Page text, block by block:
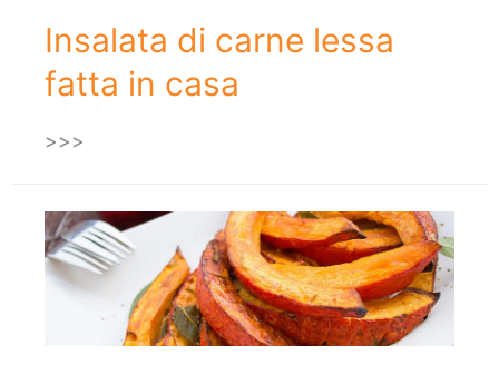
Insalata di carne lessa
fatta in casa
>>>